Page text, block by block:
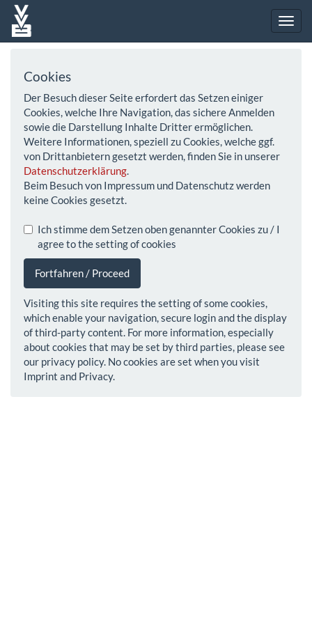
Cookies
Der Besuch dieser Seite erfordert das Setzen einiger
Cookies, welche Ihre Navigation, das sichere Anmelden
sowie die Darstellung Inhalte Dritter ermöglichen.
Weitere Informationen, speziell zu Cookies, welche ggf.
von Drittanbietern gesetzt werden, finden Sie in unserer
Datenschutzerklärung.
Beim Besuch von Impressum und Datenschutz werden
keine Cookies gesetzt.
Ich stimme dem Setzen oben genannter Cookies zu / I
agree to the setting of cookies
Fortfahren / Proceed
Visiting this site requires the setting of some cookies,
which enable your navigation, secure login and the display
of third-party content. For more information, especially
about cookies that may be set by third parties, please see
our privacy policy. No cookies are set when you visit
Imprint and Privacy.